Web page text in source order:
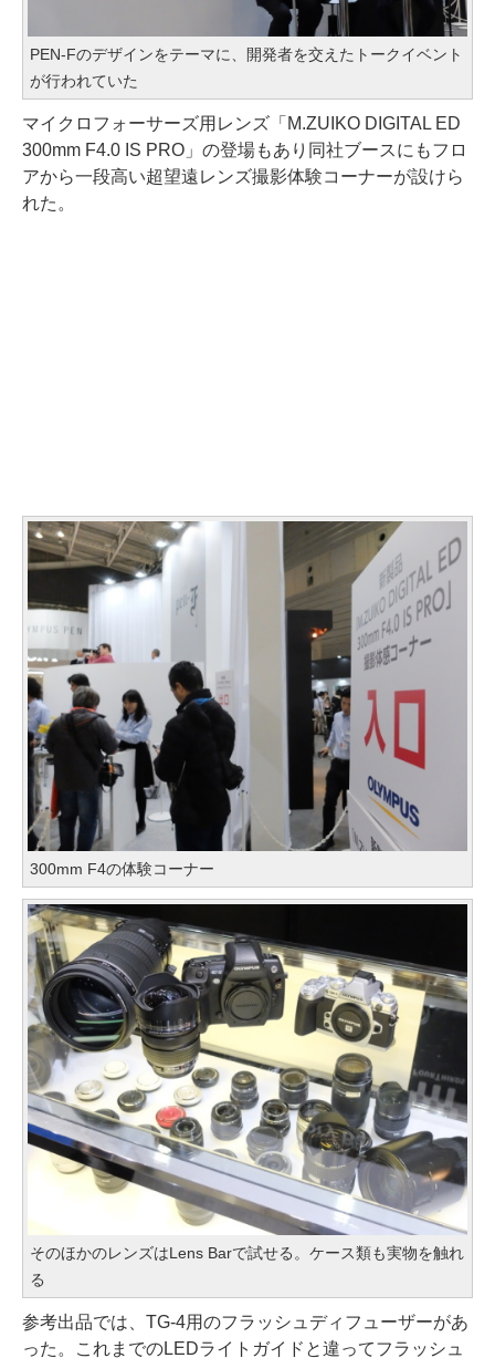
PEN-Fのデザインをテーマに、開発者を交えたトークイベント
が行われていた
マイクロフォーサーズ用レンズ「M.ZUIKO DIGITAL ED
300mm F4.0 IS PRO」の登場もあり同社ブースにもフロ
アから一段高い超望遠レンズ撮影体験コーナーが設けら
れた。
300mm F4の体験コーナー
そのほかのレンズはLens Barで試せる。ケース類も実物を触れ
る
参考出品では、TG-4用のフラッシュディフューザーがあ
った。これまでのLEDライトガイドと違ってフラッシュ